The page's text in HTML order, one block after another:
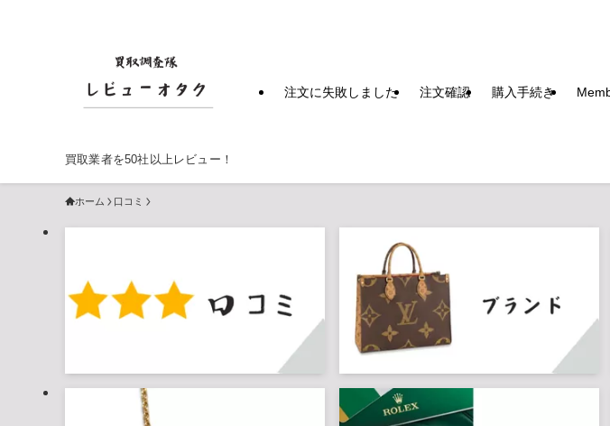
買取業者を50社以上レビュー！
注文に失敗しました 注文確認 購入手続き
ホーム 口コミ